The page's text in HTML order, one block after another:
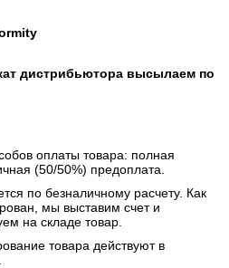
дистрибьютора высылаем по
оплаты товара: полная
(50/50%) предоплата.
по безналичному расчету. Как
мы выставим счет и
на складе товар.
товара действуют в